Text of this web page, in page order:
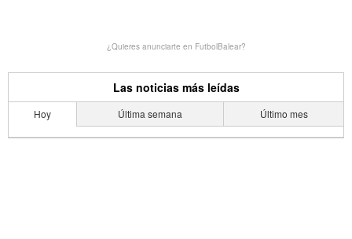
¿Quieres anunciarte en FutbolBalear?
Las noticias más leídas
Hoy Última semana Último mes